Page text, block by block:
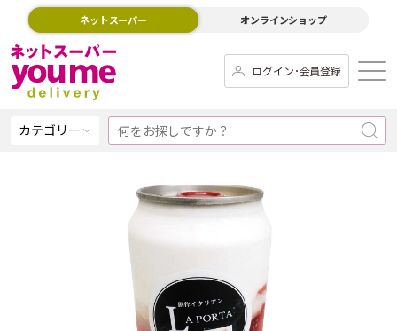
ネットスーパー オンラインショップ
ログイン･会員登録
カテゴリー